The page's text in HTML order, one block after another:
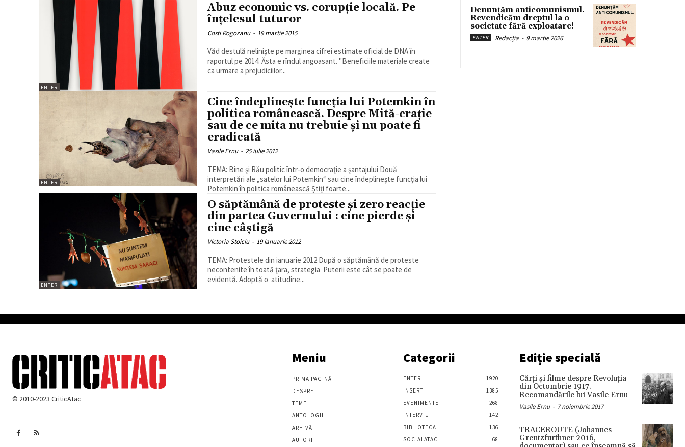
ENTER
Abuz economic vs. corupţie locală. Pe
înţelesul tuturor
Costi Rogozanu - 19 martie 2015
Văd destulă nelinişte pe marginea cifrei estimate oficial de DNA în
raportul pe 2014. Ăsta e rîndul angoasant. "Beneficiile materiale create
ca urmare a prejudiciilor...
ENTER
Cine îndeplinește funcția lui Potemkin în
politica românească. Despre Mită-craţie
sau de ce mita nu trebuie şi nu poate fi
eradicată
Vasile Ernu - 25 iulie 2012
TEMA: Bine şi Rău politic într-o democraţie a şantajului Două
interpretări ale „satelor lui Potemkin“ sau cine îndeplinește funcția lui
Potemkin în politica românească Știți foarte...
ENTER
O săptămână de proteste şi zero reacţie
din partea Guvernului : cine pierde şi
cine câştigă
Victoria Stoiciu - 19 ianuarie 2012
TEMA: Protestele din ianuarie 2012 După o săptămână de proteste
necontenite în toată ţara, strategia Puterii este cât se poate de
evidentă. Adoptă o atitudine...
Denunțăm anticomunismul.
Revendicăm dreptul la o
societate fără exploatare!
ENTER Redacția - 9 martie 2026
© 2010-2023 CriticAtac
Meniu
PRIMA PAGINĂ
DESPRE
TEME
ANTOLOGII
ARHIVĂ
AUTORI
Categorii
ENTER
1920
INSERT
1385
EVENIMENTE
268
INTERVIU
142
BIBLIOTECA
136
SOCIALATAC
68
Ediție specială
Cărţi şi filme despre Revoluţia
din Octombrie 1917.
Recomandările lui Vasile Ernu
Vasile Ernu - 7 noiembrie 2017
TRACEROUTE (Johannes
Grentzfurthner 2016,